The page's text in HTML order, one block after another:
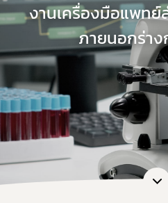
งานเครื่องมือแพทย์
ภายนอกร่าง